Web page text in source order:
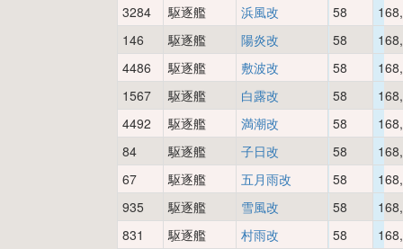
3284
駆逐艦 浜風改 58
146
駆逐艦 陽炎改 58
4486
駆逐艦 敷波改 58
1567
駆逐艦 白露改 58
4492
駆逐艦 満潮改 58
84
駆逐艦 子日改 58
67
駆逐艦 五月雨改 58
935
駆逐艦 雪風改 58
831
駆逐艦 村雨改 58